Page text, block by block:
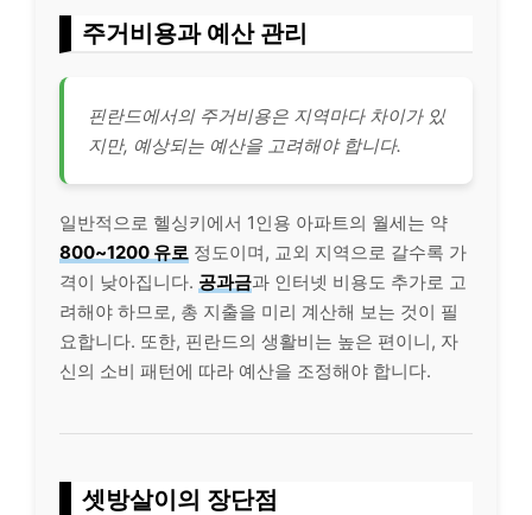
주거비용과 예산 관리
핀란드에서의 주거비용은 지역마다 차이가 있
지만, 예상되는 예산을 고려해야 합니다.
일반적으로 헬싱키에서 1인용 아파트의 월세는 약
800~1200 유로 정도이며, 교외 지역으로 갈수록 가
격이 낮아집니다. 공과금과 인터넷 비용도 추가로 고
려해야 하므로, 총 지출을 미리 계산해 보는 것이 필
요합니다. 또한, 핀란드의 생활비는 높은 편이니, 자
신의 소비 패턴에 따라 예산을 조정해야 합니다.
셋방살이의 장단점